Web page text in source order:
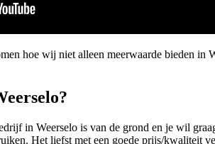
hoe wij niet alleen meerwaarde bieden
in Weerselo is van de grond en je wil
Het liefst met een goede prijs/kwaliteit